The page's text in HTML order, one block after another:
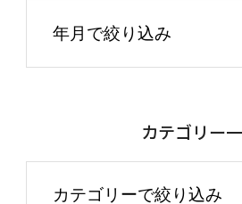
カテゴリー